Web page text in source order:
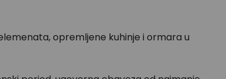
opremljene kuhinje i ormara u